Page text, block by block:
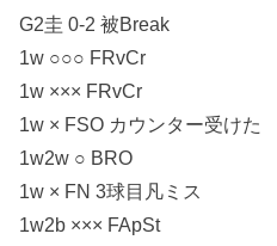
G2圭 0-2 被Break
1w ○○○ FRvCr
1w ××× FRvCr
1w × FSO カウンター受けた
1w2w ○ BRO
1w × FN 3球目凡ミス
1w2b ××× FApSt